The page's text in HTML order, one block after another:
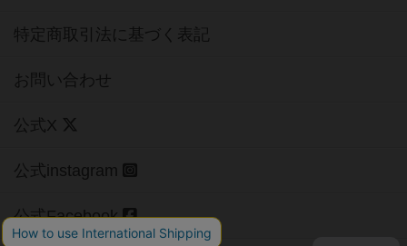
特定商取引法に基づく表記
お問い合わせ
公式X
公式instagram
公式Facebook